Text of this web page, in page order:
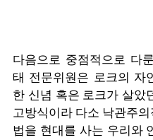
다음으로 중점적으로 다
태 전문위원은 로크의 자
한 신념 혹은 로크가 살았
고방식이라 다소 낙관주
법을 현대를 사는 우리와